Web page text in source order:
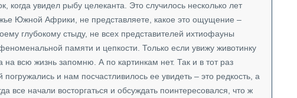
увидел рыбу целеканта. Это случилось несколько лет
Южной Африки, не представляете, какое это ощущение –
глубокому стыду, не всех представителей ихтиофауны
памяти и цепкости. Только если увижу животинку
на всю жизнь запомню. А по картинкам нет. Так и в тот раз
и нам посчастливилось ее увидеть – это редкость, а
все начали восторгаться и обсуждать поинтересовался, что ж